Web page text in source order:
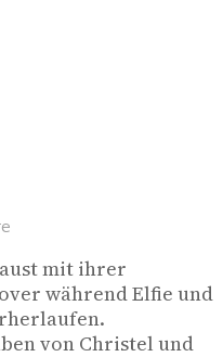
mit ihrer
während Elfie und
von Christel und